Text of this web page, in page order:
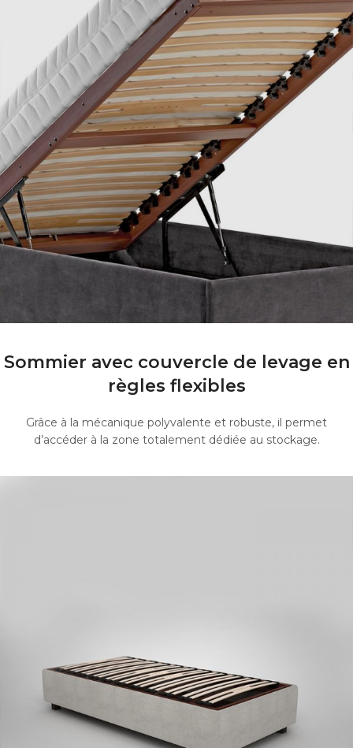
Sommier avec couvercle de levage en
règles flexibles
Grâce à la mécanique polyvalente et robuste, il permet
d’accéder à la zone totalement dédiée au stockage.